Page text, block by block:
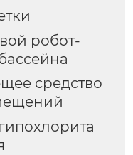
робот-
средство